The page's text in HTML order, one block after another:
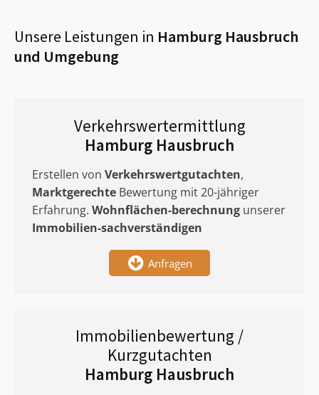
Unsere Leistungen in Hamburg Hausbruch
und Umgebung
Verkehrswertermittlung
Hamburg Hausbruch
Erstellen von Verkehrswertgutachten,
Marktgerechte Bewertung mit 20-jähriger
Erfahrung. Wohnflächen-berechnung unserer
Immobilien-sachverständigen
Anfragen
Immobilienbewertung /
Kurzgutachten
Hamburg Hausbruch